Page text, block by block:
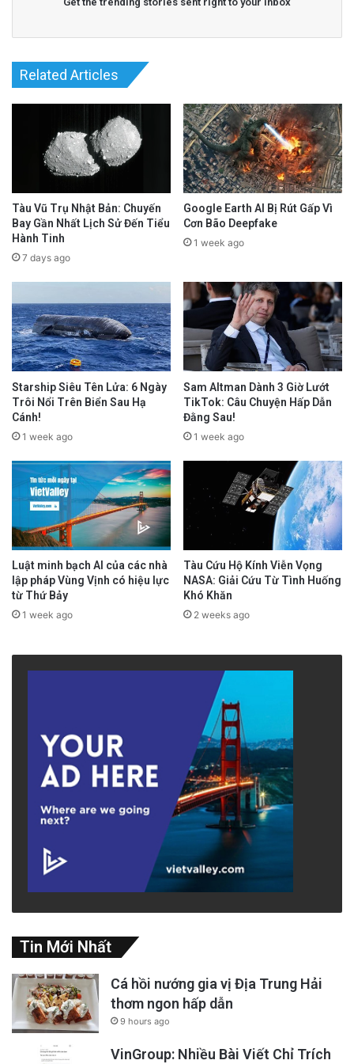
Related Articles
Tàu Vũ Trụ Nhật Bản: Chuyến
Bay Gần Nhất Lịch Sử Đến Tiểu
Hành Tinh
7 days ago
Google Earth AI Bị Rút Gấp Vì
Cơn Bão Deepfake
1 week ago
Starship Siêu Tên Lửa: 6 Ngày
Trôi Nổi Trên Biển Sau Hạ
Cánh!
1 week ago
Sam Altman Dành 3 Giờ Lướt
TikTok: Câu Chuyện Hấp Dẫn
Đằng Sau!
1 week ago
Luật minh bạch AI của các nhà
lập pháp Vùng Vịnh có hiệu lực
từ Thứ Bảy
1 week ago
Tàu Cứu Hộ Kính Viễn Vọng
NASA: Giải Cứu Từ Tình Huống
Khó Khăn
2 weeks ago
Tin Mới Nhất
Cá hồi nướng gia vị Địa Trung Hải
thơm ngon hấp dẫn
9 hours ago
VinGroup: Nhiều Bài Viết Chỉ Trích